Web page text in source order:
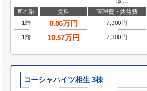
所在階 賃料 管理費・共益費
1階
8.86万円 7,300円
1階
10.57万円 7,300円
コーシャハイツ相生 3棟